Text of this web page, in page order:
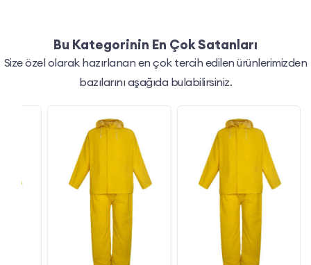
Bu Kategorinin En Çok Satanları
Size özel olarak hazırlanan en çok tercih edilen ürünlerimizden
bazılarını aşağıda bulabilirsiniz.